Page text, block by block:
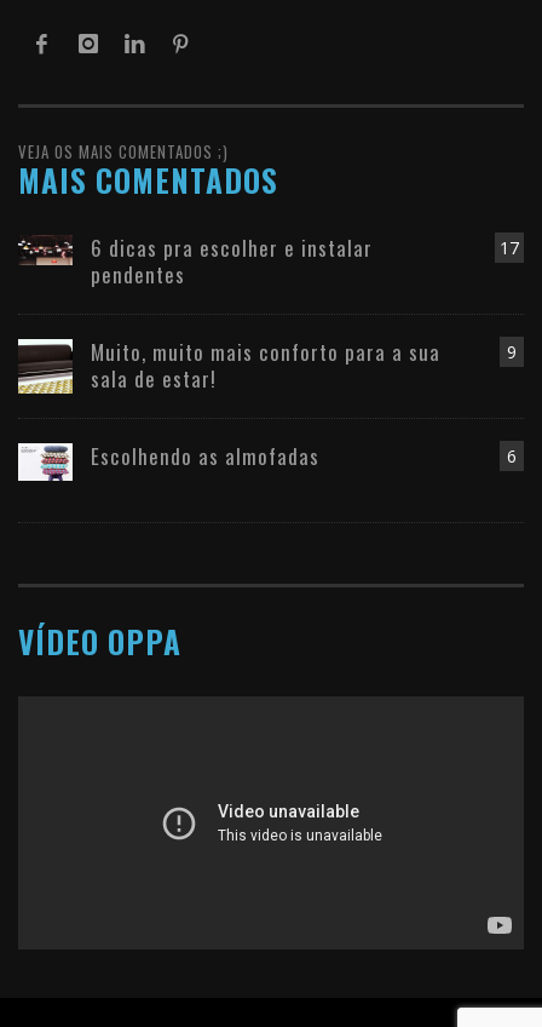
VEJA OS MAIS COMENTADOS ;)
MAIS COMENTADOS
17
6 dicas pra escolher e instalar
pendentes
9
Muito, muito mais conforto para a sua
sala de estar!
6
Escolhendo as almofadas
VÍDEO OPPA